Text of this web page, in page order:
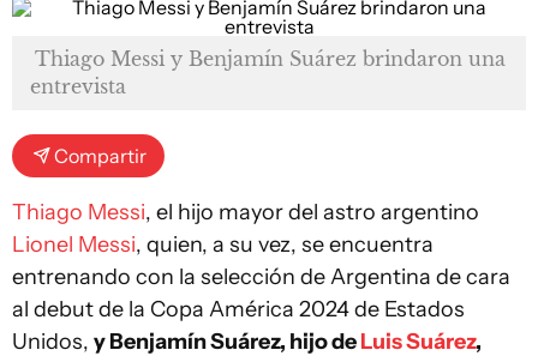
Thiago Messi y Benjamín Suárez brindaron una
entrevista
Compartir
Thiago Messi, el hijo mayor del astro argentino
Lionel Messi, quien, a su vez, se encuentra
entrenando con la selección de Argentina de cara
al debut de la Copa América 2024 de Estados
Unidos, y Benjamín Suárez, hijo deLuis Suárez,